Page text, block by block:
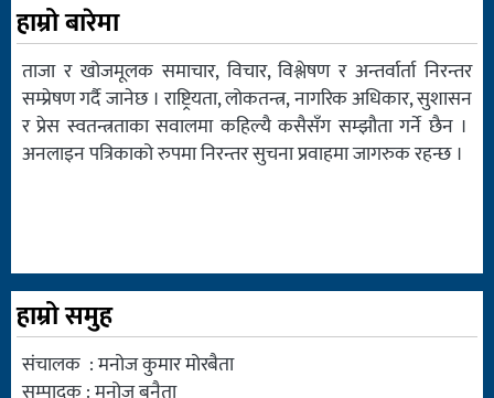
हाम्रो बारेमा
ताजा र खोजमूलक समाचार, विचार, विश्लेषण र अन्तर्वार्ता निरन्तर
सम्प्रेषण गर्दै जानेछ । राष्ट्रियता, लोकतन्त्र, नागरिक अधिकार, सुशासन
र प्रेस स्वतन्त्रताका सवालमा कहिल्यै कसैसँग सम्झौता गर्ने छैन ।
अनलाइन पत्रिकाको रुपमा निरन्तर सुचना प्रवाहमा जागरुक रहन्छ ।
हाम्रो समुह
संचालक : मनोज कुमार मोरबैता